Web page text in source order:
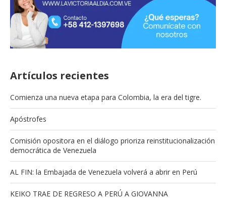
Artículos recientes
Comienza una nueva etapa para Colombia, la era del tigre.
Apóstrofes
Comisión opositora en el diálogo prioriza reinstitucionalización
democrática de Venezuela
AL FIN: la Embajada de Venezuela volverá a abrir en Perú
KEIKO TRAE DE REGRESO A PERÚ A GIOVANNA